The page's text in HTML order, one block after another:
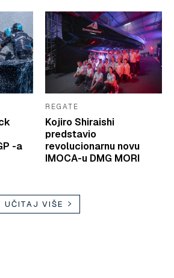
-a
REGATE
Kojiro Shiraishi
predstavio
revolucionarnu novu
IMOCA-u DMG MORI
UČITAJ VIŠE